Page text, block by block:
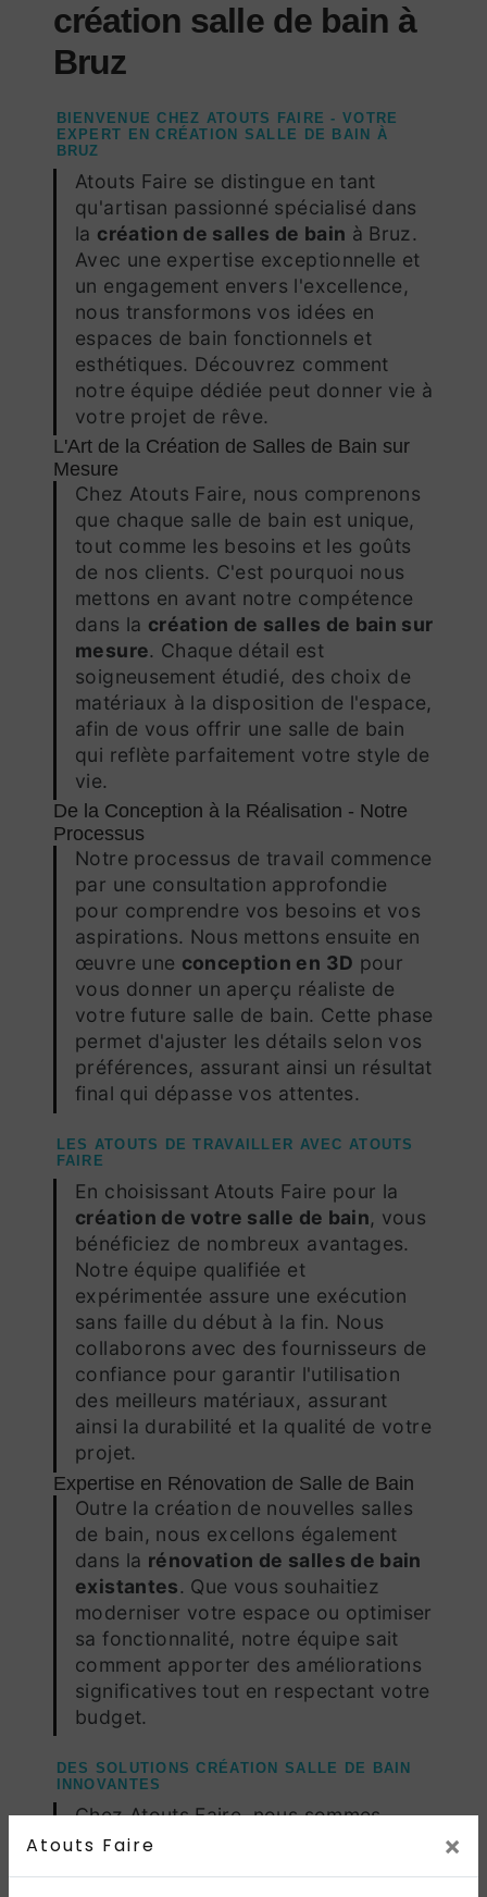
Atouts Faire ×
création salle de bain à
Bruz
BIENVENUE CHEZ ATOUTS FAIRE - VOTRE
EXPERT EN CRÉATION SALLE DE BAIN À
BRUZ
Atouts Faire se distingue en tant
qu'artisan passionné spécialisé dans
la création de salles de bain à Bruz.
Avec une expertise exceptionnelle et
un engagement envers l'excellence,
nous transformons vos idées en
espaces de bain fonctionnels et
esthétiques. Découvrez comment
notre équipe dédiée peut donner vie à
votre projet de rêve.
L'Art de la Création de Salles de Bain sur
Mesure
Chez Atouts Faire, nous comprenons
que chaque salle de bain est unique,
tout comme les besoins et les goûts
de nos clients. C'est pourquoi nous
mettons en avant notre compétence
dans la création de salles de bain sur
mesure. Chaque détail est
soigneusement étudié, des choix de
matériaux à la disposition de l'espace,
afin de vous offrir une salle de bain
qui reflète parfaitement votre style de
vie.
De la Conception à la Réalisation - Notre
Processus
Notre processus de travail commence
par une consultation approfondie
pour comprendre vos besoins et vos
aspirations. Nous mettons ensuite en
œuvre une conception en 3D pour
vous donner un aperçu réaliste de
votre future salle de bain. Cette phase
permet d'ajuster les détails selon vos
préférences, assurant ainsi un résultat
final qui dépasse vos attentes.
LES ATOUTS DE TRAVAILLER AVEC ATOUTS
FAIRE
En choisissant Atouts Faire pour la
création de votre salle de bain, vous
bénéficiez de nombreux avantages.
Notre équipe qualifiée et
expérimentée assure une exécution
sans faille du début à la fin. Nous
collaborons avec des fournisseurs de
confiance pour garantir l'utilisation
des meilleurs matériaux, assurant
ainsi la durabilité et la qualité de votre
projet.
Expertise en Rénovation de Salle de Bain
Outre la création de nouvelles salles
de bain, nous excellons également
dans la rénovation de salles de bain
existantes. Que vous souhaitiez
moderniser votre espace ou optimiser
sa fonctionnalité, notre équipe sait
comment apporter des améliorations
significatives tout en respectant votre
budget.
DES SOLUTIONS CRÉATION SALLE DE BAIN
INNOVANTES
Chez Atouts Faire, nous sommes
constamment à la recherche de